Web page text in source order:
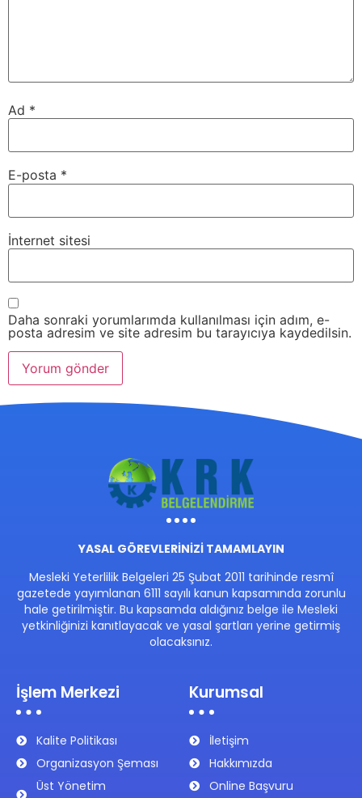
Ad *
E-posta *
İnternet sitesi
Daha sonraki yorumlarımda kullanılması için adım, e-
posta adresim ve site adresim bu tarayıcıya kaydedilsin.
YASAL GÖREVLERİNİZİ TAMAMLAYIN
Mesleki Yeterlilik Belgeleri 25 Şubat 2011 tarihinde resmî
gazetede yayımlanan 6111 sayılı kanun kapsamında zorunlu
hale getirilmiştir. Bu kapsamda aldığınız belge ile Mesleki
yetkinliğinizi kanıtlayacak ve yasal şartları yerine getirmiş
olacaksınız.
İşlem Merkezi
Kalite Politikası
Organizasyon Şeması
Üst Yönetim
Kurumsal
İletişim
Hakkımızda
Online Başvuru